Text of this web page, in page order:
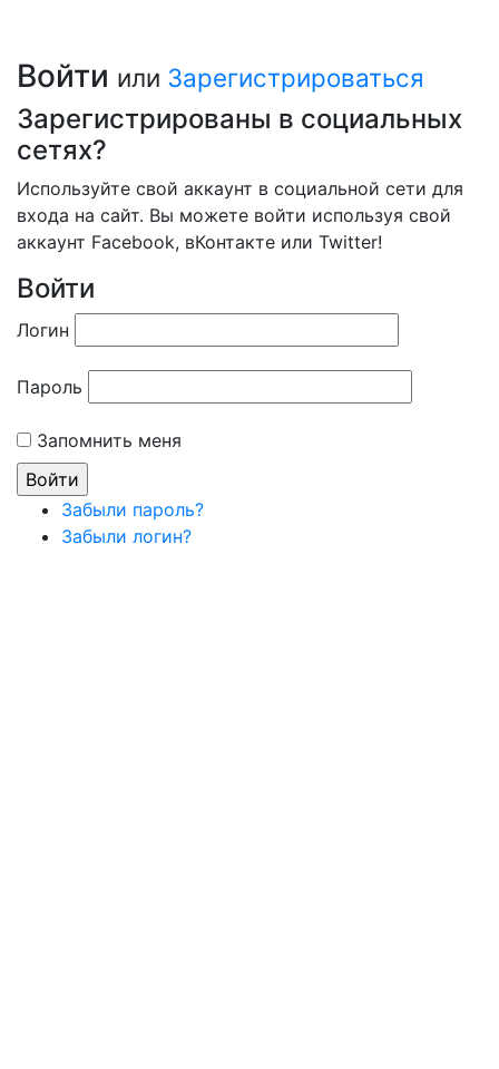
Войти или Зарегистрироваться
Зарегистрированы в социальных
сетях?
Используйте свой аккаунт в социальной сети для
входа на сайт. Вы можете войти используя свой
аккаунт Facebook, вКонтакте или Twitter!
Войти
Логин
Пароль
Запомнить меня
Забыли пароль?
Забыли логин?